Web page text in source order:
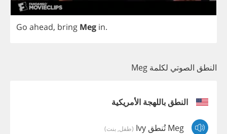
Go ahead, bring Meg in.
النطق الصوتي لكلمة Meg
النطق باللهجة الأمريكية
Meg تُنطق Ivy (طفل, بنت)